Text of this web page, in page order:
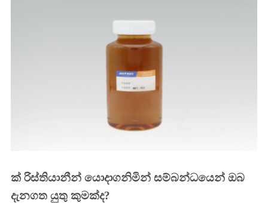
ක් රිස්තියානීන් යොදාගනිමින් සම්බන්ධයෙන් ඔබ
දැනගත යුතු කුමක්ද?